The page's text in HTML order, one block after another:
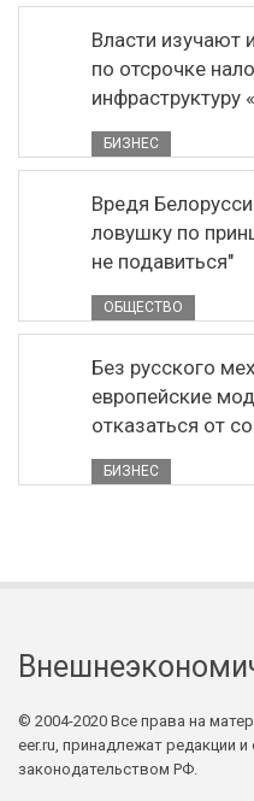
Власти изучают
по отсрочке
инфраструктуру
БИЗНЕС
Вредя
ловушку по
не подавиться"
ОБЩЕСТВО
Без русского
европейские
отказаться от
БИЗНЕС
© 2004-2020 Все права на
eer.ru, принадлежат редакции
законодательством РФ.